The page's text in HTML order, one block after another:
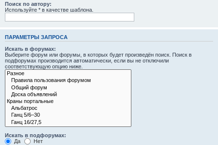
Поиск по автору:
Используйте * в качестве шаблона.
ПАРАМЕТРЫ ЗАПРОСА
Искать в форумах:
Выберите форум или форумы, в которых будет произведён поиск. Поиск в
подфорумах производится автоматически, если вы не отключили
соответствующую опцию ниже.
Искать в подфорумах:
Да
Нет